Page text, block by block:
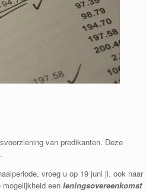
van predikanten. Deze
vroeg u op 19 juni jl. ook naar
een leningsovereenkomst